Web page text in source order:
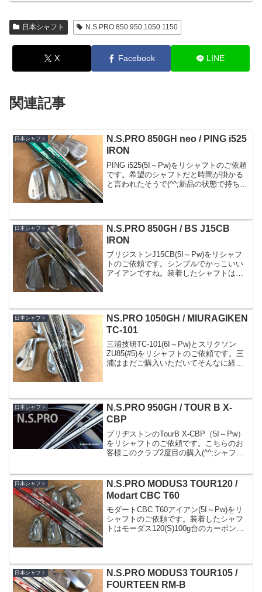
日本シャフト N.S.PRO 850.950.1050.1150
X Facebook LINE
関連記事
日本シャフト
N.S.PRO 850GH neo / PING i525
IRON
PING i525(5I～Pw)をリシャフトのご依頼
です。希望のシャフトだと時間が掛かる
と言われたそうで(^^;新品の状態で持ち込
日本シャフト
N.S.PRO 850GH / BS J15CB
IRON
ブリジストンJ15CB(5I～Pw)をリシャフ
トのご依頼です。シンプルでかっこいい
アイアンですね。装着したシャフトは
ラ...
日本シャフト
NS.PRO 1050GH / MIURAGIKEN
TC-101
三浦技研TC-101(6I～Pw)とスリクソン
ZU85(#5)をリシャフトのご依頼です。三
浦はまだご購入いただいてそんなに経っ
日本シャフト
N.S.PRO 950GH / TOUR B X-
CBP
ブリヂストンのTourB X-CBP（5I～Pw）
をリシャフトのご依頼です。こちらのお
客様このクラブ2度目の購入(^^;シャフト
ャフトのN.S.PRO950GH(R)ご...
日本シャフト
N.S.PRO MODUS3 TOUR120 /
Modart CBC T60
モダートCBC T60アイアン(5I～Pw)をリ
シャフトのご依頼です。装着したシャフ
トはモーダス120(S)100g台のカーボンか
ヘ...
日本シャフト
N.S.PRO MODUS3 TOUR105 /
FOURTEEN RM-B